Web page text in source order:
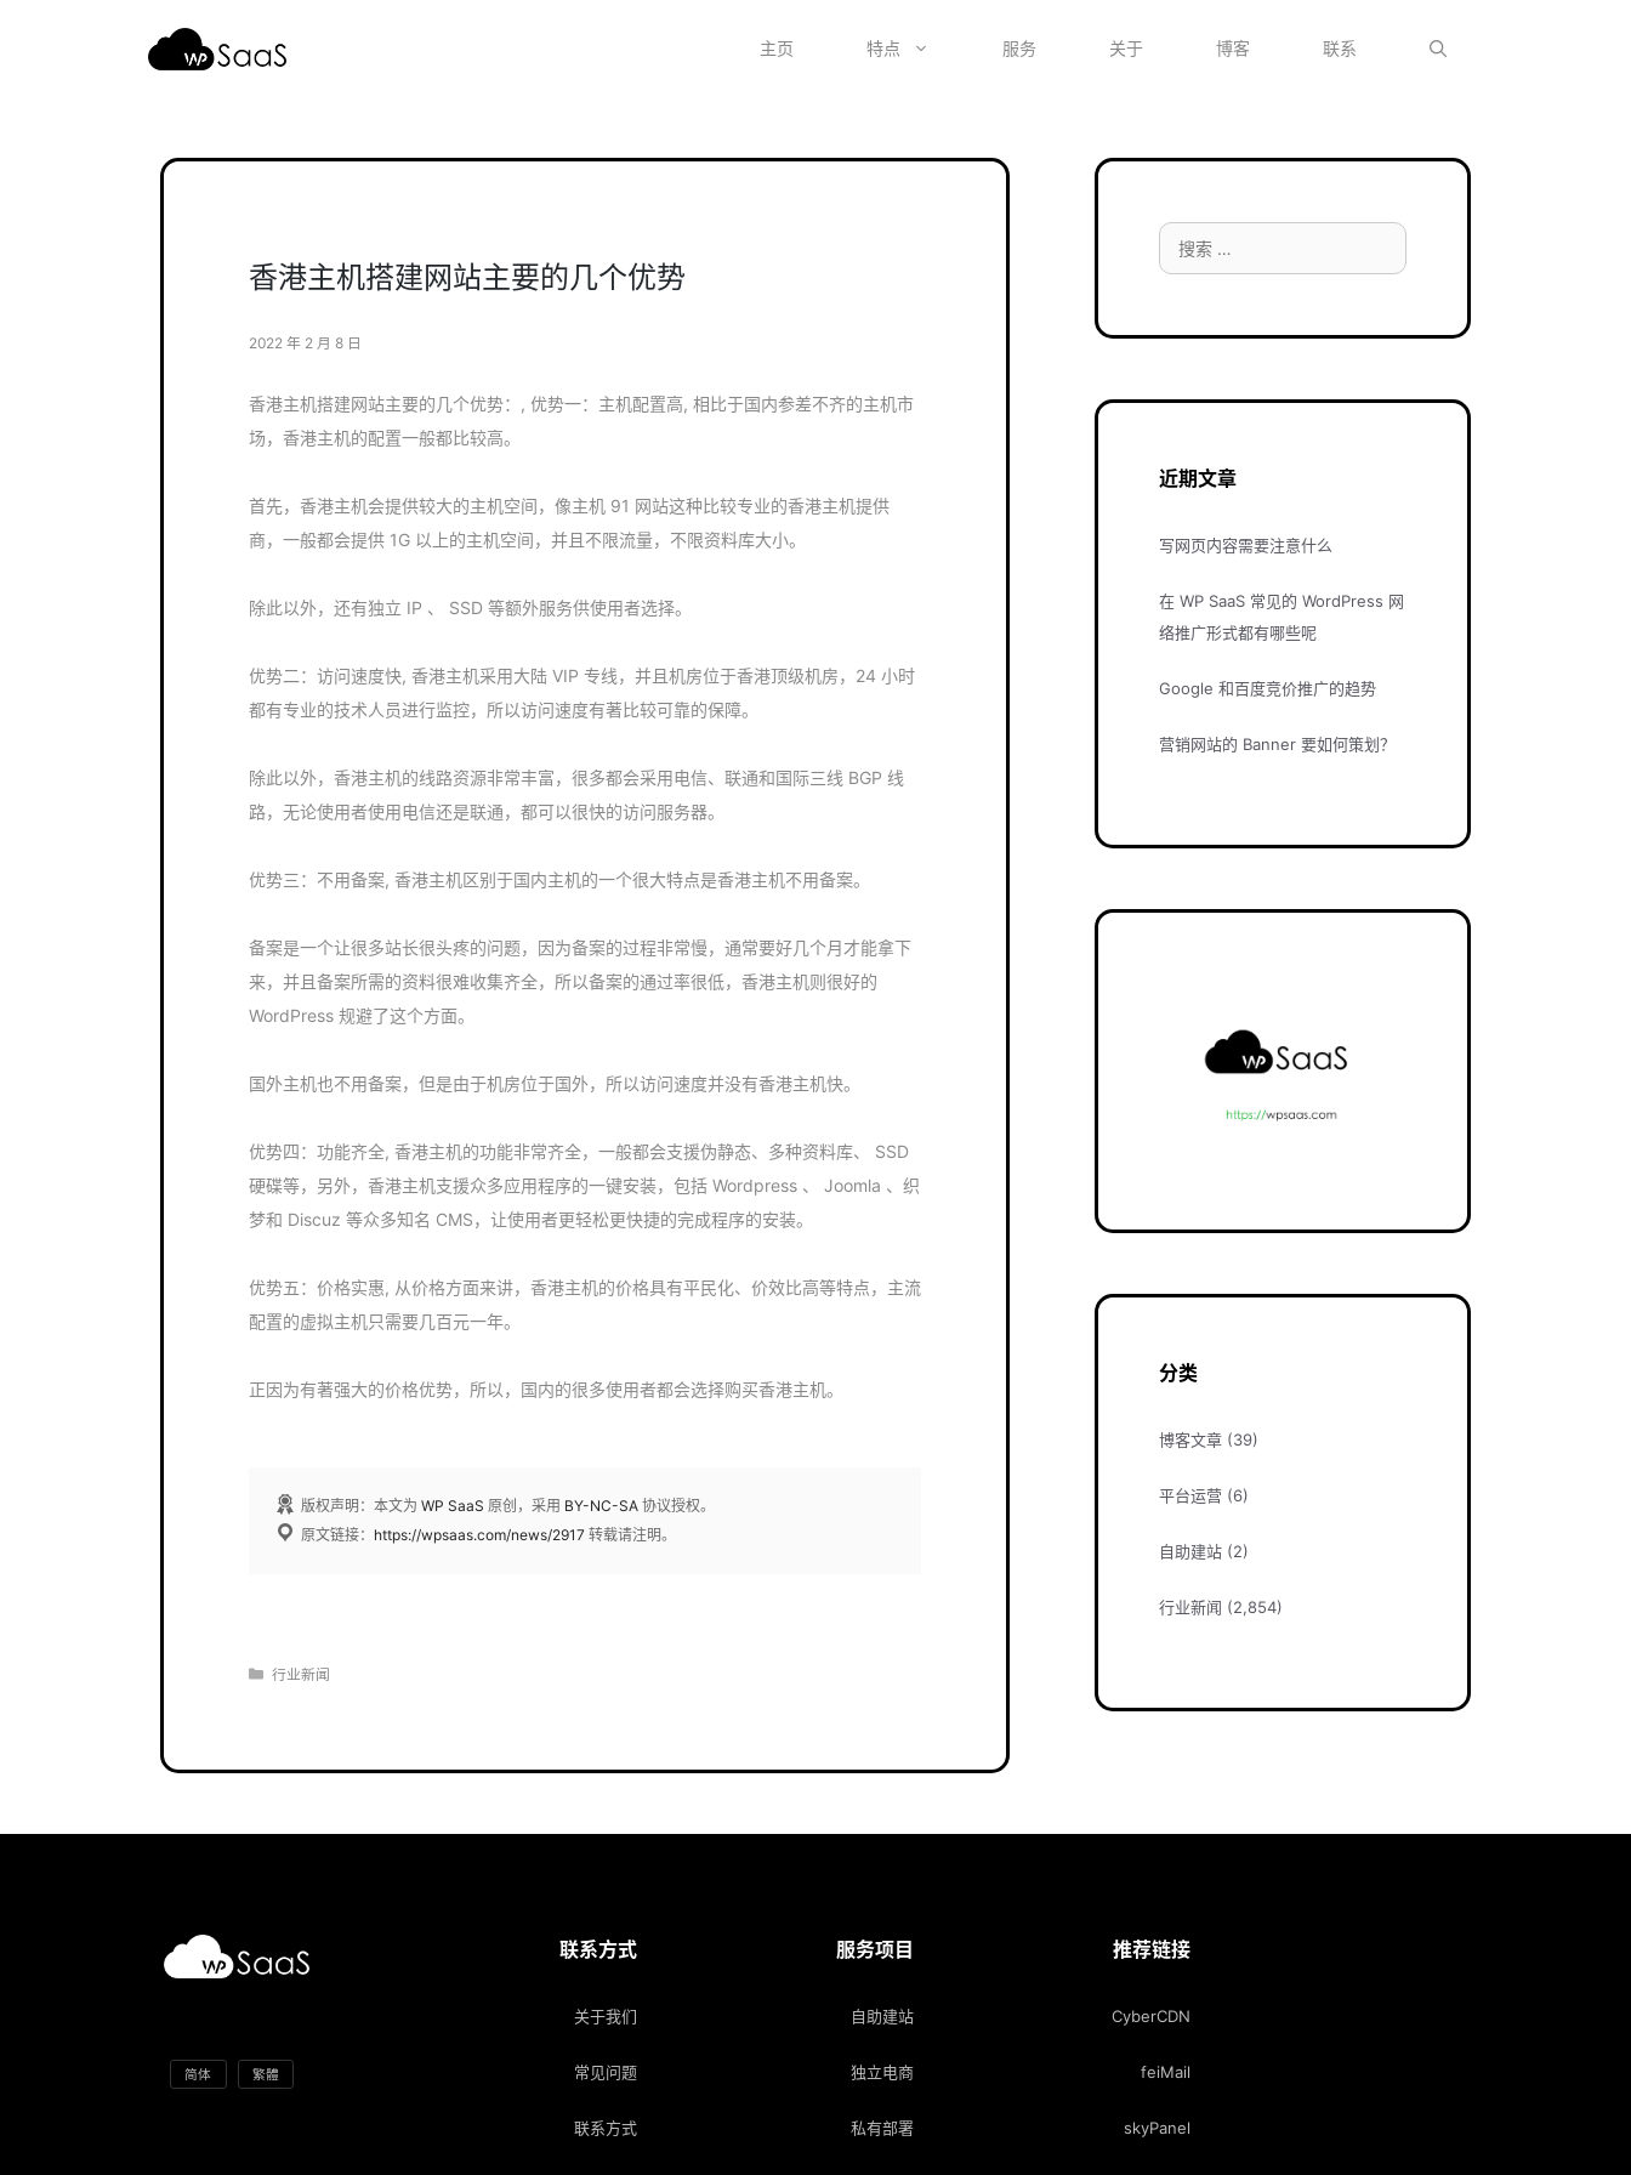
主页 特点 服务 关于 博客 联系
香港主机搭建网站主要的几个优势
2022 年 2 月 8 日
香港主机搭建网站主要的几个优势：, 优势一：主机配置高, 相比于国内参差不齐的主机市
场，香港主机的配置一般都比较高。
首先，香港主机会提供较大的主机空间，像主机 91 网站这种比较专业的香港主机提供
商，一般都会提供 1G 以上的主机空间，并且不限流量，不限资料库大小。
除此以外，还有独立 IP 、 SSD 等额外服务供使用者选择。
优势二：访问速度快, 香港主机采用大陆 VIP 专线，并且机房位于香港顶级机房，24 小时
都有专业的技术人员进行监控，所以访问速度有著比较可靠的保障。
除此以外，香港主机的线路资源非常丰富，很多都会采用电信、联通和国际三线 BGP 线
路，无论使用者使用电信还是联通，都可以很快的访问服务器。
优势三：不用备案, 香港主机区别于国内主机的一个很大特点是香港主机不用备案。
备案是一个让很多站长很头疼的问题，因为备案的过程非常慢，通常要好几个月才能拿下
来，并且备案所需的资料很难收集齐全，所以备案的通过率很低，香港主机则很好的
WordPress 规避了这个方面。
国外主机也不用备案，但是由于机房位于国外，所以访问速度并没有香港主机快。
优势四：功能齐全, 香港主机的功能非常齐全，一般都会支援伪静态、多种资料库、 SSD
硬碟等，另外，香港主机支援众多应用程序的一键安装，包括 Wordpress 、 Joomla 、织
梦和 Discuz 等众多知名 CMS，让使用者更轻松更快捷的完成程序的安装。
优势五：价格实惠, 从价格方面来讲，香港主机的价格具有平民化、价效比高等特点，主流
配置的虚拟主机只需要几百元一年。
正因为有著强大的价格优势，所以，国内的很多使用者都会选择购买香港主机。
版权声明：本文为 WP SaaS 原创，采用 BY-NC-SA 协议授权。
原文链接： https://wpsaas.com/news/2917 转载请注明。
分
行业新闻
搜
索：
近期文章
写网页内容需要注意什么
在 WP SaaS 常见的 WordPress 网
络推广形式都有哪些呢
Google 和百度竞价推广的趋势
营销网站的 Banner 要如何策划？
分类
博客文章 (39)
平台运营 (6)
自助建站 (2)
行业新闻 (2,854)
简体 繁體
联系方式
关于我们
常见问题
联系方式
服务项目
自助建站
独立电商
私有部署
推荐链接
CyberCDN
feiMail
skyPanel